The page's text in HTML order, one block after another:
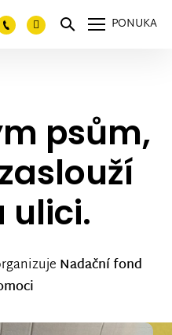
PONUKA
psům,
ulici.
Nadační fond